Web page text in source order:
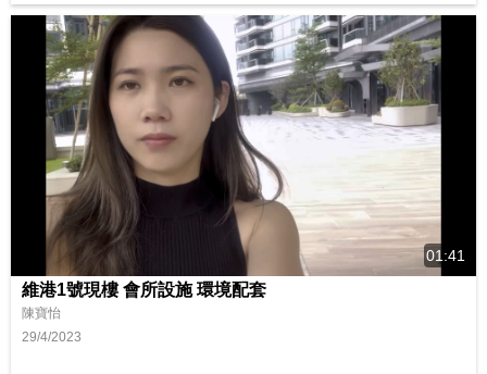
01:41
維港1號現樓 會所設施 環境配套
陳寶怡
29/4/2023